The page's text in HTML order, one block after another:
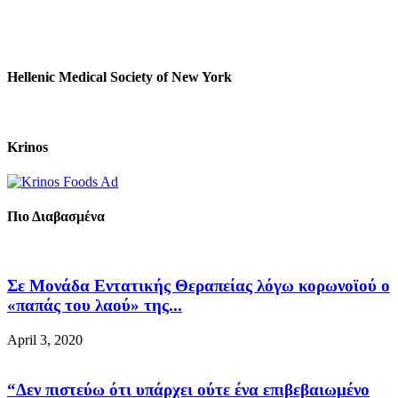
Hellenic Medical Society of New York
Krinos
Πιο Διαβασμένα
Σε Μονάδα Εντατικής Θεραπείας λόγω κορωνοϊού ο
«παπάς του λαού» της...
April 3, 2020
“Δεν πιστεύω ότι υπάρχει ούτε ένα επιβεβαιωμένο